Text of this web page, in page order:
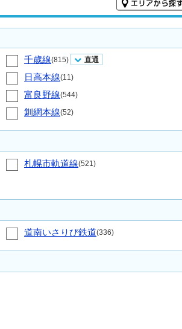
千歳線(815) 直通
日高本線(11)
富良野線(544)
釧網本線(52)
札幌市軌道線(521)
道南いさりび鉄道(336)